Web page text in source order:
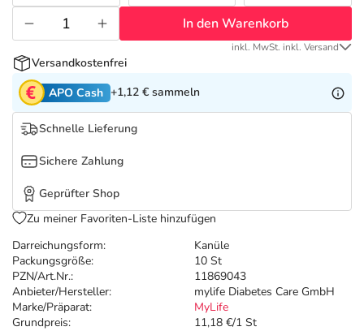
Vitamine & Mineralstoffe
Darreichungsform:
Kanüle
Packungsgröße:
10 St
PZN/Art.Nr.:
11869043
Anbieter/Hersteller:
mylife Diabetes Care GmbH
Marke/Präparat:
MyLife
Grundpreis:
11,18 €/1 St
In den Warenkorb
inkl. MwSt. inkl. Versand
Versandkostenfrei
APO Cash +1,12 € sammeln
Schnelle Lieferung
Sichere Zahlung
Geprüfter Shop
Zu meiner Favoriten-Liste hinzufügen